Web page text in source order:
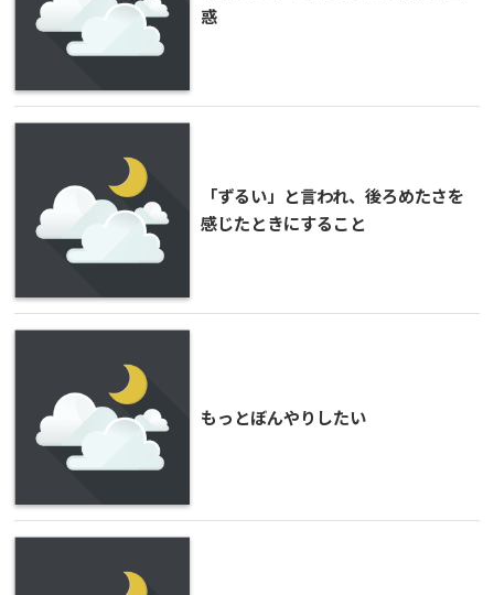
惑
「ずるい」と言われ、後ろめたさを
感じたときにすること
もっとぼんやりしたい